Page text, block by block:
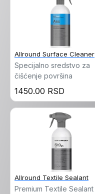
Allround Surface Cleaner
Specijalno sredstvo za
čišćenje površina
1450.00 RSD
Allround Textile Sealant
Premium Textile Sealant